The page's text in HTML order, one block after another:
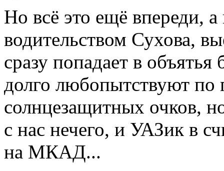
Но всё это ещё впереди,
водительством Сухова,
сразу попадает в
долго любопытствуют по
солнцезащитных очков,
с нас нечего, и УАЗик в
на МКАД...